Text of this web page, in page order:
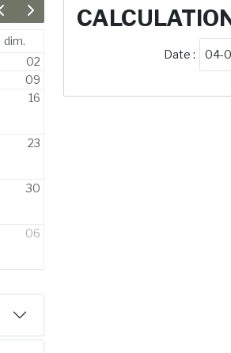
Previous month
Next month
dim.
02
09
16
23
30
06
Date :